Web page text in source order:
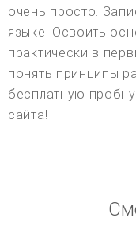
очень просто.
языке. Освоить
практически в
понять принципы
бесплатную
сайта!